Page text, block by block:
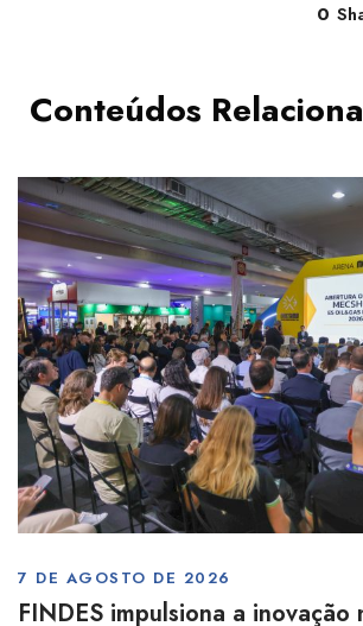
0
Conteúdos
7 DE AGOSTO DE 2026
FINDES impulsiona a inovação